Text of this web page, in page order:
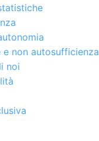
non autosufficienza
noi